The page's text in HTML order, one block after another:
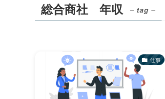
総合商社 年収 – tag –
仕事